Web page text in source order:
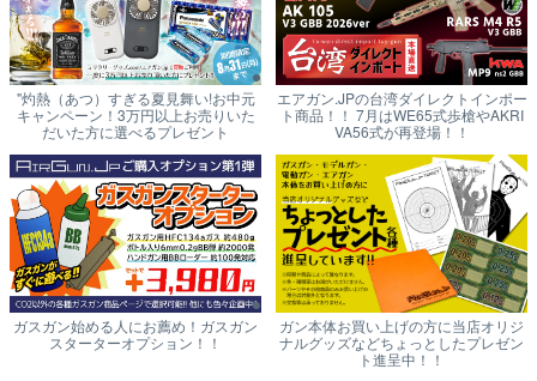
"灼熱（あつ）すぎる夏見舞い!お中元
キャンペーン！3万円以上お売りいた
だいた方に選べるプレゼント
エアガン.JPの台湾ダイレクトインポー
ト商品！！ 7月はWE65式歩槍やAKRI
VA56式が再登場！！
ガスガン始める人にお薦め！ガスガン
スターターオプション！！
ガン本体お買い上げの方に当店オリジ
ナルグッズなどちょっとしたプレゼン
ト進呈中！！